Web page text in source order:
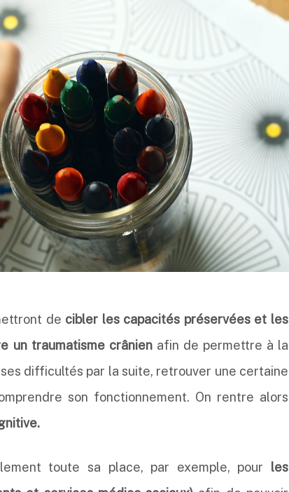
de cibler les capacités préservées et les
un traumatisme crânienafin de permettre à la
difficultés par la suite, retrouver une certaine
son fonctionnement. On rentre alors
toute sa place, par exemple, pour les